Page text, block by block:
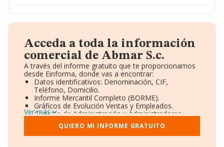
Acceda a toda la información
comercial de Abmar S.c.
A través del informe gratuito que te proporcionamos
desde Einforma, donde vas a encontrar:
Datos identificativos: Denominación, CIF,
Teléfono, Domicilio.
Informe Mercantil Completo (BORME).
Gráficos de Evolución Ventas y Empleados.
Consejo de Administración y Administradores.
Directivos y Ejecutivos.
Accionistas.
Participaciones y Vinculaciones en otras empresas.
Ver más
QUIERO MI INFORME GRATUITO